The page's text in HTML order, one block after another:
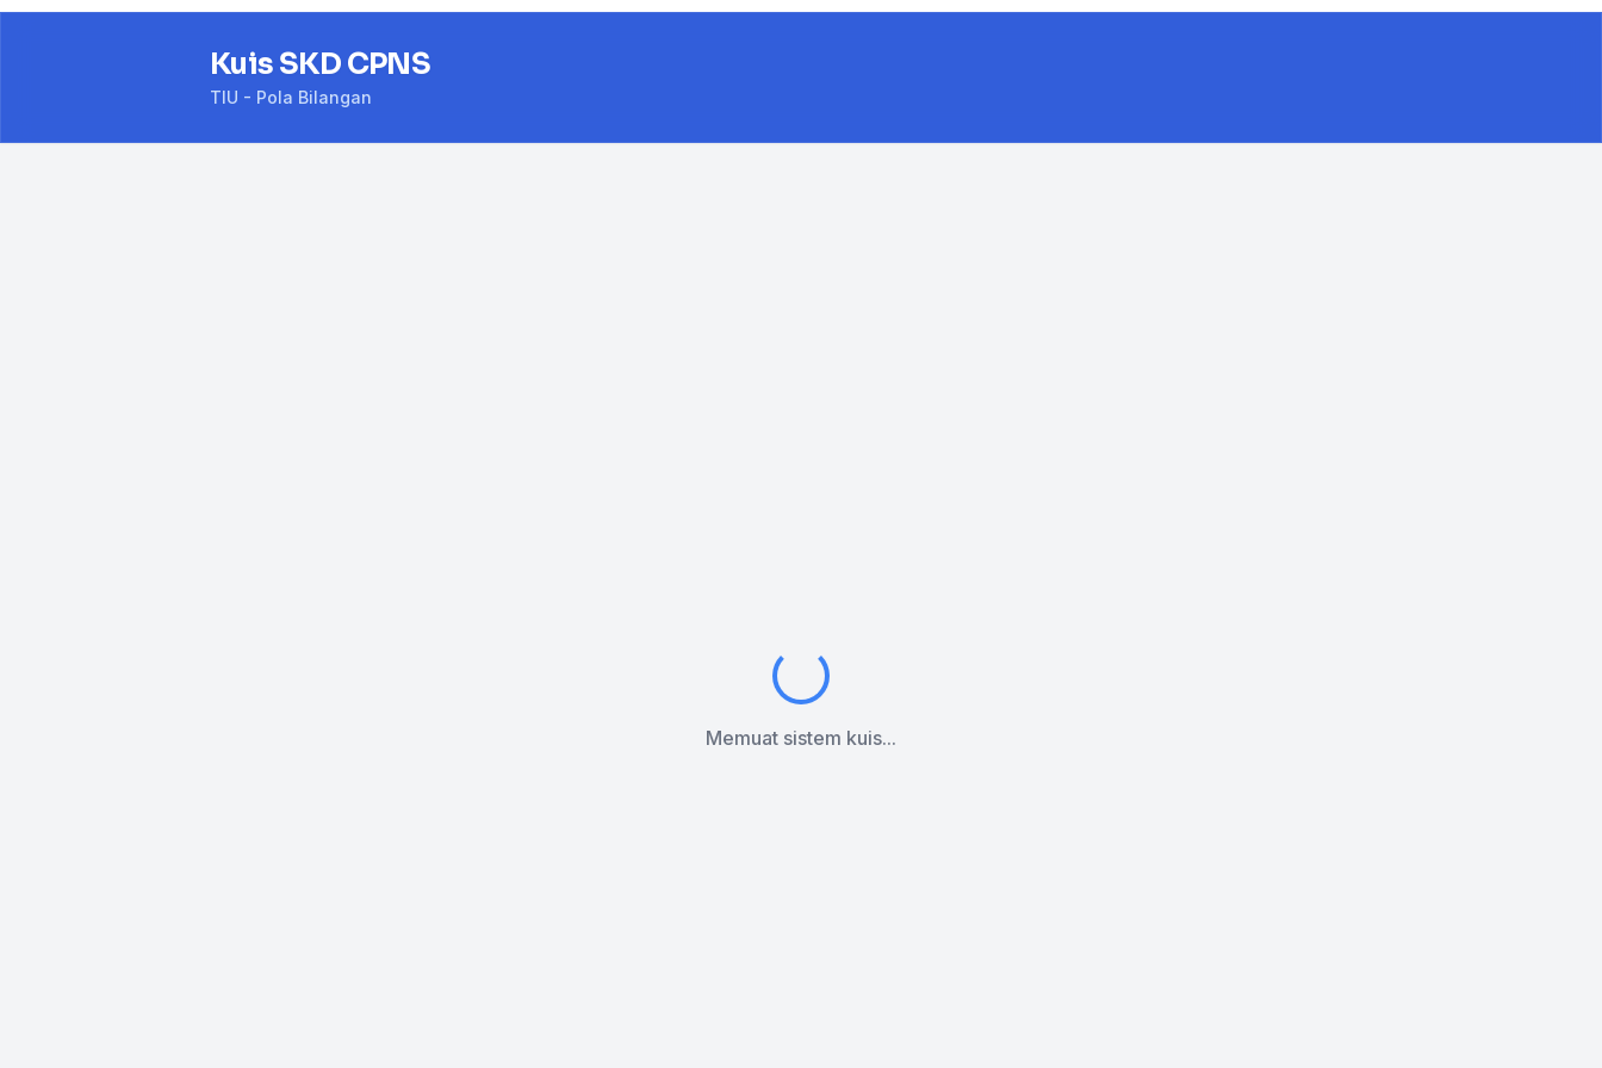
Kuis SKD CPNS
TIU - Pola Bilangan
Memuat sistem kuis...